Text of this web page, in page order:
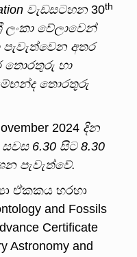
වැඩසටහන 30th
ලංකා වේලාවෙන්
පැවැත්වෙන අතර
තොරතුරු හා
තොරතුරු
2024 දින
සවස6.30 සිට8.30
පැවැත්වේ.
ඒකකය හරහා
and Fossils
Certificate
Astronomy and